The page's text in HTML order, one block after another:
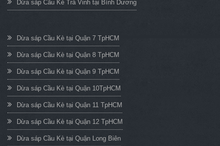
Dừa sáp Cầu Kè Trà Vinh tại Bình Dương
Dừa sáp Cầu Kè tại Quận 7 TpHCM
Dừa sáp Cầu Kè tại Quận 8 TpHCM
Dừa sáp Cầu Kè tại Quận 9 TpHCM
Dừa sáp Cầu Kè tại Quận 10TpHCM
Dừa sáp Cầu Kè tại Quận 11 TpHCM
Dừa sáp Cầu Kè tại Quận 12 TpHCM
Dừa sáp Cầu Kè tại Quận Long Biên